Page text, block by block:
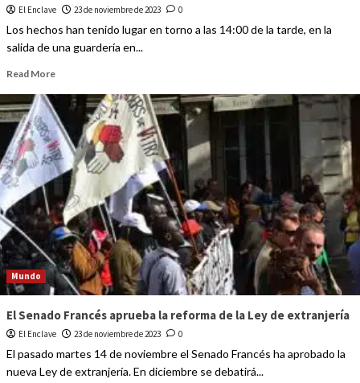
El Enclave 23 de noviembre de 2023 0
Los hechos han tenido lugar en torno a las 14:00 de la tarde, en la
salida de una guardería en...
Read More
Mundo
El Senado Francés aprueba la reforma de la Ley de extranjería
El Enclave 23 de noviembre de 2023 0
El pasado martes 14 de noviembre el Senado Francés ha aprobado la
nueva Ley de extranjería. En diciembre se debatirá...